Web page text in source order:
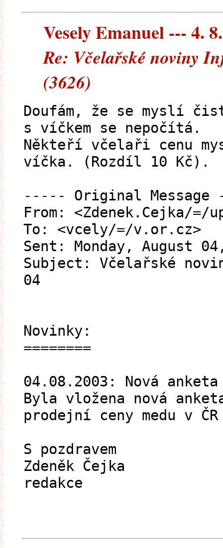
Vesely Emanuel --- 4.
Re: Včelařské noviny
(3626)
Doufám, že se myslí
s víčkem se nepočítá.
Někteří včelaři cenu
víčka. (Rozdíl 10 Kč).
----- Original
From: <Zdenek.Cejka/=/
To: <vcely/=/v.or.cz>
Sent: Monday, August
Subject: Včelařské
04
Novinky:
========
04.08.2003: Nová anketa
Byla vložena nová
prodejní ceny medu v ČR
S pozdravem
Zdeněk Čejka
redakce